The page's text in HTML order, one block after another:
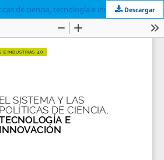
de ciencia, tecnología e innovaciónDescargar